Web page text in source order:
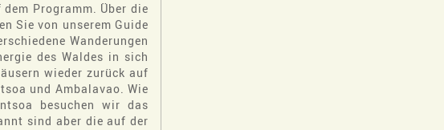
Programm. Über die
Sie von unserem Guide
Wanderungen
des Waldes in sich
wieder zurück auf
und Ambalavao. Wie
besuchen wir das
sind aber die auf der